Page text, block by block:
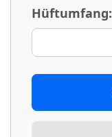
Hüftumfang: